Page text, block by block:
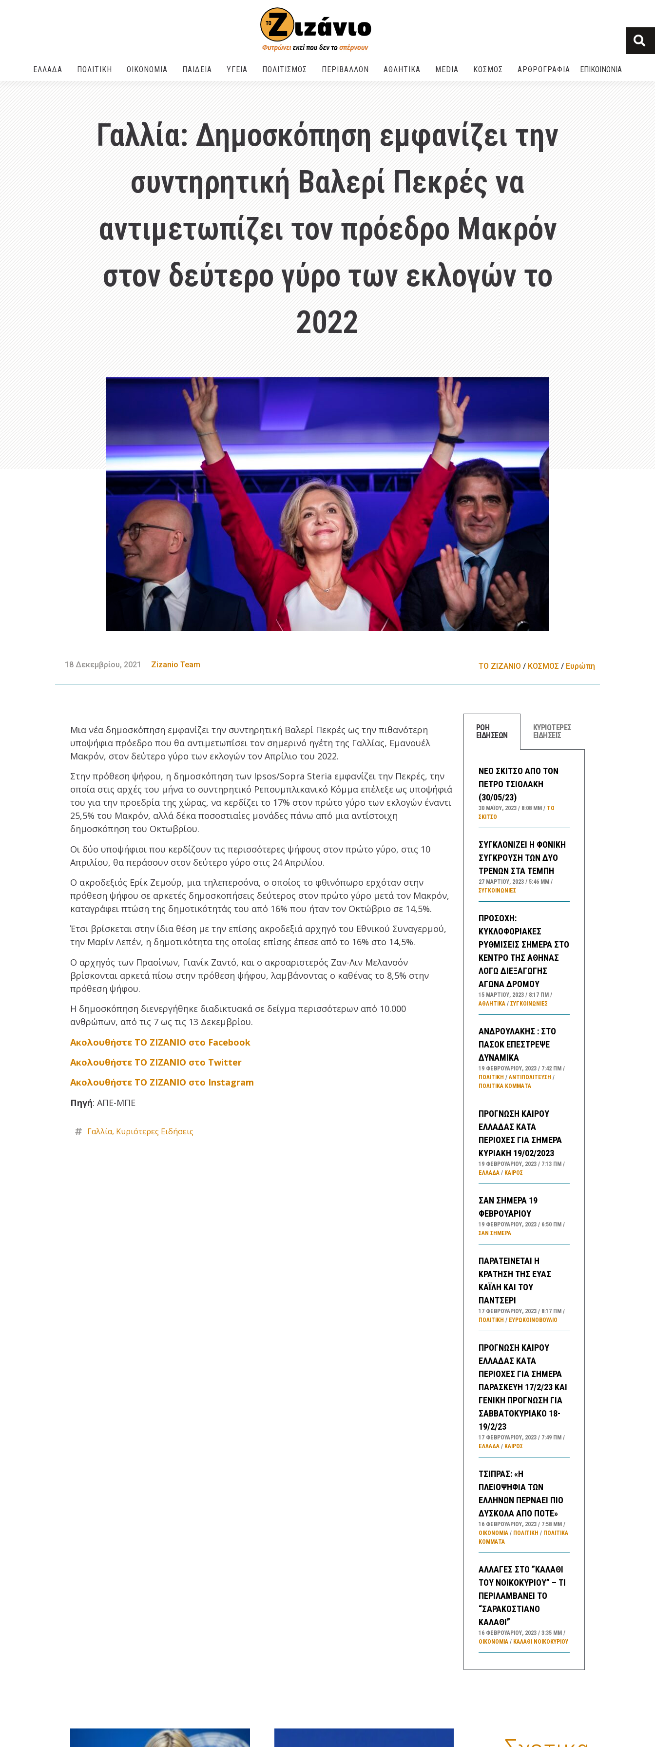
ΕΛΛΑΔA ΠΟΛΙΤΙΚΗ ΟΙΚΟΝΟΜΙΑ ΠΑΙΔΕΙΑ ΥΓΕΙΑ ΠΟΛΙΤΙΣΜΟΣ ΠΕΡΙΒΑΛΛΟΝ ΑΘΛΗΤΙΚΑ MEDIA ΚΟΣΜΟΣ ΑΡΘΡΟΓΡΑΦΙΑ ΕΠΙΚΟΙΝΩΝΙΑ
Γαλλία: Δημοσκόπηση εμφανίζει την
συντηρητική Βαλερί Πεκρές να
αντιμετωπίζει τον πρόεδρο Μακρόν
στον δεύτερο γύρο των εκλογών το
2022
18 Δεκεμβρίου, 2021 Zizanio Team ΤΟ ΖΙΖΑΝΙΟ / ΚΟΣΜΟΣ / Ευρώπη
Μια νέα δημοσκόπηση εμφανίζει την συντηρητική Βαλερί Πεκρές ως την πιθανότερη
υποψήφια πρόεδρο που θα αντιμετωπίσει τον σημερινό ηγέτη της Γαλλίας, Εμανουέλ
Μακρόν, στον δεύτερο γύρο των εκλογών τον Απρίλιο του 2022.
Στην πρόθεση ψήφου, η δημοσκόπηση των Ipsos/Sopra Steria εμφανίζει την Πεκρές, την
οποία στις αρχές του μήνα το συντηρητικό Ρεπουμπλικανικό Κόμμα επέλεξε ως υποψήφιά
του για την προεδρία της χώρας, να κερδίζει το 17% στον πρώτο γύρο των εκλογών έναντι
25,5% του Μακρόν, αλλά δέκα ποσοστιαίες μονάδες πάνω από μια αντίστοιχη
δημοσκόπηση του Οκτωβρίου.
Οι δύο υποψήφιοι που κερδίζουν τις περισσότερες ψήφους στον πρώτο γύρο, στις 10
Απριλίου, θα περάσουν στον δεύτερο γύρο στις 24 Απριλίου.
Ο ακροδεξιός Ερίκ Ζεμούρ, μια τηλεπερσόνα, ο οποίος το φθινόπωρο ερχόταν στην
πρόθεση ψήφου σε αρκετές δημοσκοπήσεις δεύτερος στον πρώτο γύρο μετά τον Μακρόν,
καταγράφει πτώση της δημοτικότητάς του από 16% που ήταν τον Οκτώβριο σε 14,5%.
Έτσι βρίσκεται στην ίδια θέση με την επίσης ακροδεξιά αρχηγό του Εθνικού Συναγερμού,
την Μαρίν Λεπέν, η δημοτικότητα της οποίας επίσης έπεσε από το 16% στο 14,5%.
Ο αρχηγός των Πρασίνων, Γιανίκ Ζαντό, και ο ακροαριστερός Ζαν-Λιν Μελανσόν
βρίσκονται αρκετά πίσω στην πρόθεση ψήφου, λαμβάνοντας ο καθένας το 8,5% στην
πρόθεση ψήφου.
Η δημοσκόπηση διενεργήθηκε διαδικτυακά σε δείγμα περισσότερων από 10.000
ανθρώπων, από τις 7 ως τις 13 Δεκεμβρίου.
Ακολουθήστε ΤΟ ΖΙΖΑΝΙΟ στο Facebook
Ακολουθήστε ΤΟ ΖΙΖΑΝΙΟ στο Twitter
Ακολουθήστε ΤΟ ΖΙΖΑΝΙΟ στο Instagram
Πηγή: ΑΠΕ-ΜΠΕ
Γαλλία, Κυριότερες Ειδήσεις
ΡΟΗ
ΕΙΔΗΣΕΩΝ
ΚΥΡΙΟΤΕΡΕΣ
ΕΙΔΗΣΕΙΣ
ΝΕΟ ΣΚΙΤΣΟ ΑΠΟ ΤΟΝ
ΠΕΤΡΟ ΤΣΙΟΛΑΚΗ
(30/05/23)
30 ΜΑΪ́ΟΥ, 2023 8:08 ΜΜ
ΤΟ
ΣΚΊΤΣΟ
ΣΥΓΚΛΟΝΙΖΕΙ Η ΦΟΝΙΚΗ
ΣΥΓΚΡΟΥΣΗ ΤΩΝ ΔΥΟ
ΤΡΕΝΩΝ ΣΤΑ ΤΕΜΠΗ
27 ΜΑΡΤΊΟΥ, 2023 5:46 ΜΜ
ΣΥΓΚΟΙΝΩΝΊΕΣ
ΠΡΟΣΟΧΗ:
ΚΥΚΛΟΦΟΡΙΑΚΕΣ
ΡΥΘΜΙΣΕΙΣ ΣΗΜΕΡΑ ΣΤΟ
ΚΕΝΤΡΟ ΤΗΣ ΑΘΗΝΑΣ
ΛΟΓΩ ΔΙΕΞΑΓΩΓΗΣ
ΑΓΩΝΑ ΔΡΟΜΟΥ
15 ΜΑΡΤΊΟΥ, 2023 8:17 ΠΜ
ΑΘΛΗΤΙΚΑ/ ΣΥΓΚΟΙΝΩΝΊΕΣ
ΑΝΔΡΟΥΛΑΚΗΣ : ΣΤΟ
ΠΑΣΟΚ ΕΠΕΣΤΡΕΨΕ
ΔΥΝΑΜΙΚΑ
19 ΦΕΒΡΟΥΑΡΊΟΥ, 2023 7:42 ΠΜ
ΠΟΛΙΤΙΚΗ /ΑΝΤΙΠΟΛΊΤΕΥΣΗ /
ΠΟΛΙΤΙΚΆ ΚΌΜΜΑΤΑ
ΠΡΟΓΝΩΣΗ ΚΑΙΡΟΥ
ΕΛΛΑΔΑΣ ΚΑΤΑ
ΠΕΡΙΟΧΕΣ ΓΙΑ ΣΗΜΕΡΑ
ΚΥΡΙΑΚΗ 19/02/2023
19 ΦΕΒΡΟΥΑΡΊΟΥ, 2023 7:13 ΠΜ
ΕΛΛΑΔA/ ΚΑΙΡΌΣ
ΣΑΝ ΣΗΜΕΡΑ 19
ΦΕΒΡΟΥΑΡΙΟΥ
19 ΦΕΒΡΟΥΑΡΊΟΥ, 2023 6:50 ΠΜ
ΣΑΝ ΣΉΜΕΡΑ
ΠΑΡΑΤΕΙΝΕΤΑΙ Η
ΚΡΑΤΗΣΗ ΤΗΣ ΕΥΑΣ
ΚΑΪΛΗ ΚΑΙ ΤΟΥ
ΠΑΝΤΣΕΡΙ
17 ΦΕΒΡΟΥΑΡΊΟΥ, 2023 8:17 ΠΜ
ΠΟΛΙΤΙΚΗ / ΕΥΡΩΚΟΙΝΟΒΟΥΛΙΟ
ΠΡΟΓΝΩΣΗ ΚΑΙΡΟΥ
ΕΛΛΑΔΑΣ ΚΑΤΑ
ΠΕΡΙΟΧΕΣ ΓΙΑ ΣΗΜΕΡΑ
ΠΑΡΑΣΚΕΥΗ 17/2/23 ΚΑΙ
ΓΕΝΙΚΗ ΠΡΟΓΝΩΣΗ ΓΙΑ
ΣΑΒΒΑΤΟΚΥΡΙΑΚΟ 18-
19/2/23
17 ΦΕΒΡΟΥΑΡΊΟΥ, 2023 7:49 ΠΜ
ΕΛΛΑΔA/ ΚΑΙΡΌΣ
ΤΣΙΠΡΑΣ: «Η
ΠΛΕΙΟΨΗΦΙΑ ΤΩΝ
ΕΛΛΗΝΩΝ ΠΕΡΝΑΕΙ ΠΙΟ
ΔΥΣΚΟΛΑ ΑΠΟ ΠΟΤΕ»
16 ΦΕΒΡΟΥΑΡΊΟΥ, 2023 7:58 ΜΜ
ΟΙΚΟΝΟΜΙΑ/ ΠΟΛΙΤΙΚΗ / ΠΟΛΙΤΙΚΆ
ΚΌΜΜΑΤΑ
ΑΛΛΑΓΕΣ ΣΤΟ ”ΚΑΛΑΘΙ
ΤΟΥ ΝΟΙΚΟΚΥΡΙΟΥ” – ΤΙ
ΠΕΡΙΛΑΜΒΑΝΕΙ ΤΟ
“ΣΑΡΑΚΟΣΤΙΑΝΟ
ΚΑΛΑΘΙ”
16 ΦΕΒΡΟΥΑΡΊΟΥ, 2023 3:35 ΜΜ
ΟΙΚΟΝΟΜΙΑ/ ΚΑΛΑΘΙ ΝΟΙΚΟΚΥΡΙΟΥ
ΠΡΟΓΝΩΣΗ ΚΑΙΡΟΥ